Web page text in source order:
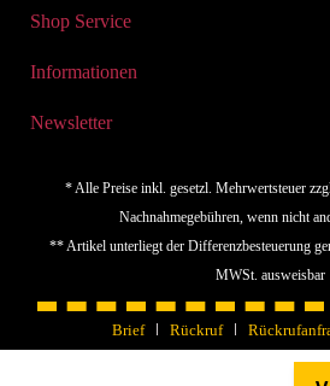
Shop Service
Informationen
Newsletter
* Alle Preise inkl. gesetzl. Mehrwertsteuer
Nachnahmegebühren, wenn nicht
** Artikel unterliegt der Differenzbesteuerung
MWSt. ausweisbar
Brief Rückruf